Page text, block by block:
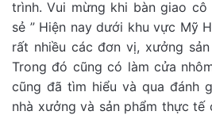
trình. Vui mừng khi bàn giao
sẻ ” Hiện nay dưới khu vực Mỹ
rất nhiều các đơn vị, xưởng
Trong đó cũng có làm cửa
cũng đã tìm hiểu và qua đánh
nhà xưởng và sản phẩm thực tế